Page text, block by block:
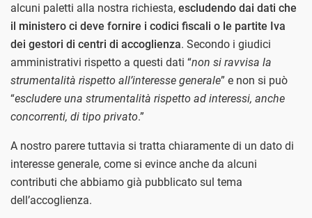
alcuni paletti alla nostra richiesta, escludendo dai dati che
il ministero ci deve fornire i codici fiscali o le partite Iva
dei gestori di centri di accoglienza. Secondo i giudici
amministrativi rispetto a questi dati “non si ravvisa la
strumentalità rispetto all’interesse generale” e non si può
“escludere una strumentalità rispetto ad interessi, anche
concorrenti, di tipo privato.”
A nostro parere tuttavia si tratta chiaramente di un dato di
interesse generale, come si evince anche da alcuni
contributi che abbiamo già pubblicato sul tema
dell’accoglienza.